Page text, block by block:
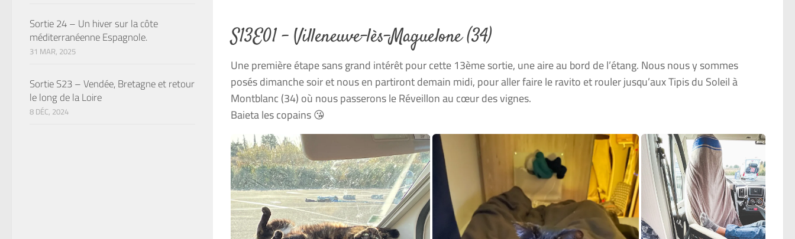
S13E01 – Villeneuve-lès-Maguelone (34)
Une première étape sans grand intérêt pour cette 13ème sortie, une aire au bord de l’étang. Nous nous y sommes
posés dimanche soir et nous en partiront demain midi, pour aller faire le ravito et rouler jusqu’aux Tipis du Soleil à
Montblanc (34) où nous passerons le Réveillon au cœur des vignes.
Baieta les copains 😘
Sortie 24 – Un hiver sur la côte
méditerranéenne Espagnole.
31 MAR, 2025
Sortie S23 – Vendée, Bretagne et retour
le long de la Loire
8 DÉC, 2024